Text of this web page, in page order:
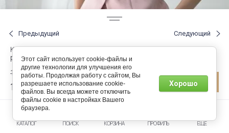
Предыдущий Следующий
Костюм двойка жилет и шорты цвет светло-розовый
размер rus 42 (50798)
В наличии1
125.00 р.
100.00 р.
КАТАЛОГ ПОИСК КОРЗИНА ПРОФИЛЬ ЕЩЕ
Этот сайт использует cookie-файлы и
другие технологии для улучшения его
работы. Продолжая работу с сайтом, Вы
разрешаете использование cookie-
файлов. Вы всегда можете отключить
файлы cookie в настройках Вашего
браузера.
Хорошо